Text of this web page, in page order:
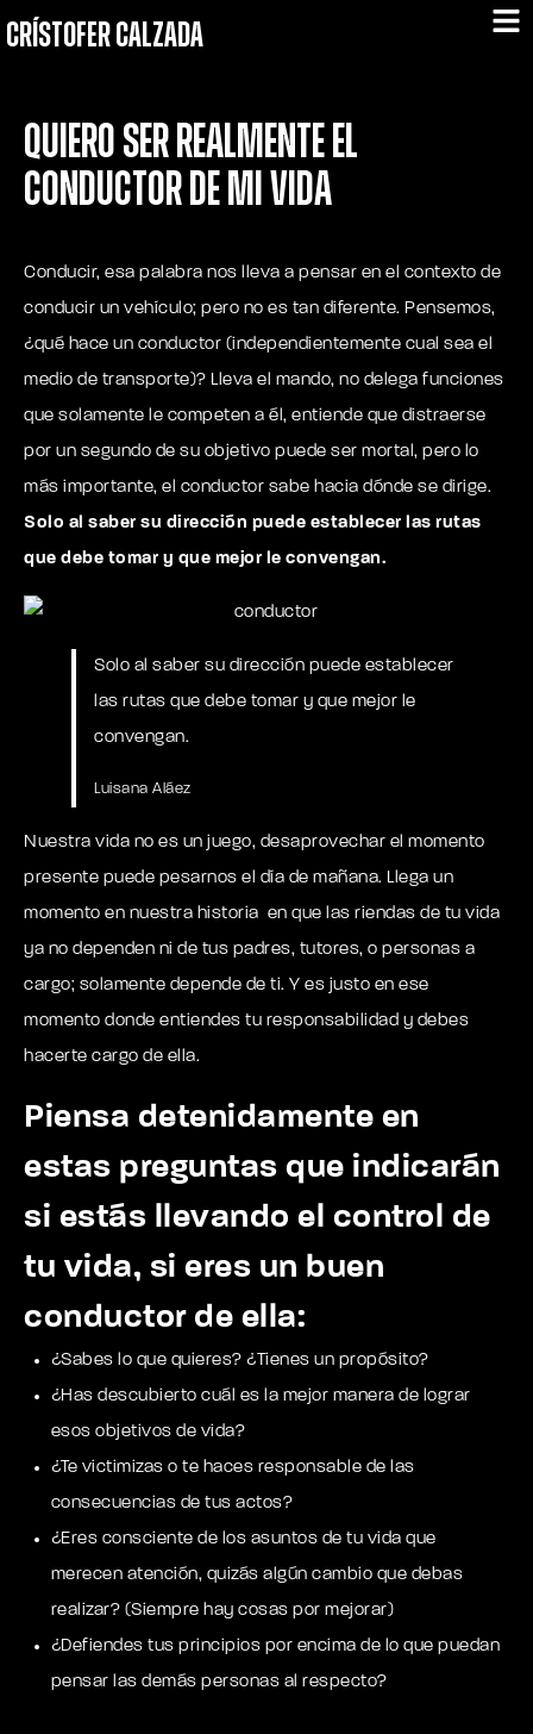
CRÍSTOFER CALZADA
Quiero ser realmente el
conductor de mi vida
Conducir, esa palabra nos lleva a pensar en el contexto de
conducir un vehículo; pero no es tan diferente. Pensemos,
¿qué hace un conductor (independientemente cual sea el
medio de transporte)? Lleva el mando, no delega funciones
que solamente le competen a él, entiende que distraerse
por un segundo de su objetivo puede ser mortal, pero lo
más importante, el conductor sabe hacia dónde se dirige.
Solo al saber su dirección puede establecer las rutas
que debe tomar y que mejor le convengan.
Solo al saber su dirección puede establecer
las rutas que debe tomar y que mejor le
convengan.
Luisana Aláez
Nuestra vida no es un juego, desaprovechar el momento
presente puede pesarnos el día de mañana. Llega un
momento en nuestra historia en que las riendas de tu vida
ya no dependen ni de tus padres, tutores, o personas a
cargo; solamente depende de ti. Y es justo en ese
momento donde entiendes tu responsabilidad y debes
hacerte cargo de ella.
Piensa detenidamente en
estas preguntas que indicarán
si estás llevando el control de
tu vida, si eres un buen
conductor de ella:
¿Sabes lo que quieres? ¿Tienes un propósito?
¿Has descubierto cuál es la mejor manera de lograr
esos objetivos de vida?
¿Te victimizas o te haces responsable de las
consecuencias de tus actos?
¿Eres consciente de los asuntos de tu vida que
merecen atención, quizás algún cambio que debas
realizar? (Siempre hay cosas por mejorar)
¿Defiendes tus principios por encima de lo que puedan
pensar las demás personas al respecto?